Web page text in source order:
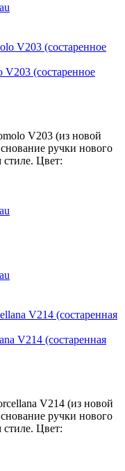
V203 (состаренное
V203 (из новой
ручки нового
Цвет:
V214 (состаренная
V214 (из новой
ручки нового
Цвет: